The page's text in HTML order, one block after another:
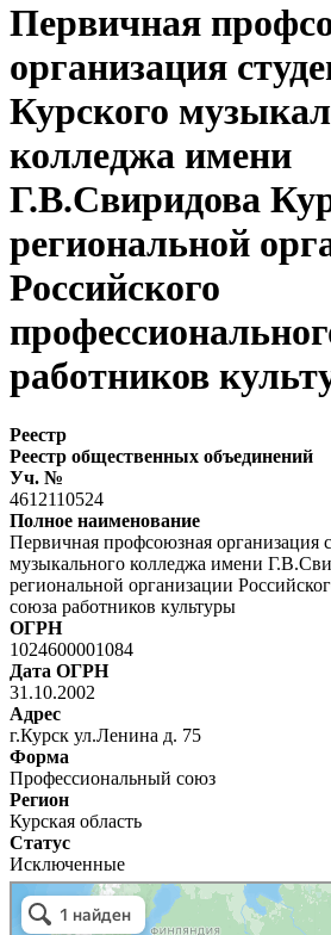
Первичная
организация
Курского
колледжа имени
Г.В.Свиридова
региональной
Российского
работников
Реестр
Реестр общественных объединений
Уч. №
4612110524
Полное наименование
Первичная профсоюзная организация
музыкального колледжа имени
региональной организации
союза работников культуры
ОГРН
1024600001084
Дата ОГРН
31.10.2002
Адрес
г.Курск ул.Ленина д. 75
Форма
Профессиональный союз
Регион
Курская область
Статус
Исключенные